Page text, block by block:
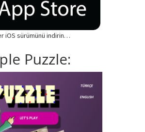
iOS sürümünü indirin…
Puzzle: